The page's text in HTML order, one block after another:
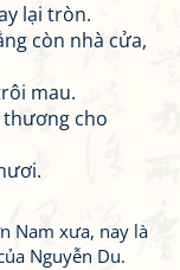
lại tròn.
còn nhà cửa,
mau.
cho
Nam xưa, nay là
Nguyễn Du.